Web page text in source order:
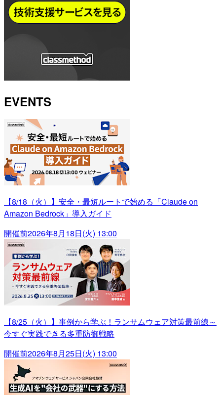
EVENTS
【8/18（火）】安全・最短ルートで始める「Claude on
Amazon Bedrock」導入ガイド
開催前2026年8月18日(火) 13:00
【8/25（火）】事例から学ぶ！ランサムウェア対策最前線～
今すぐ実践できる多重防御戦略
開催前2026年8月25日(火) 13:00